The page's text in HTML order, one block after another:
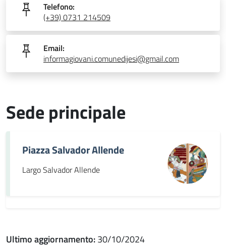
Telefono:
(+39) 0731 214509
Email:
informagiovani.comunedijesi@gmail.com
Sede principale
Piazza Salvador Allende
Largo Salvador Allende
Ultimo aggiornamento:30/10/2024